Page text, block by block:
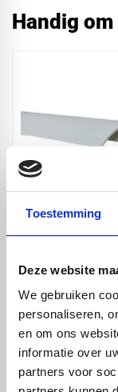
Toestemming
Deze website
We gebruiken
personaliseren,
en om ons
informatie over
partners voor
Handig
PVC kliklijst -
check_circleKlanten geven